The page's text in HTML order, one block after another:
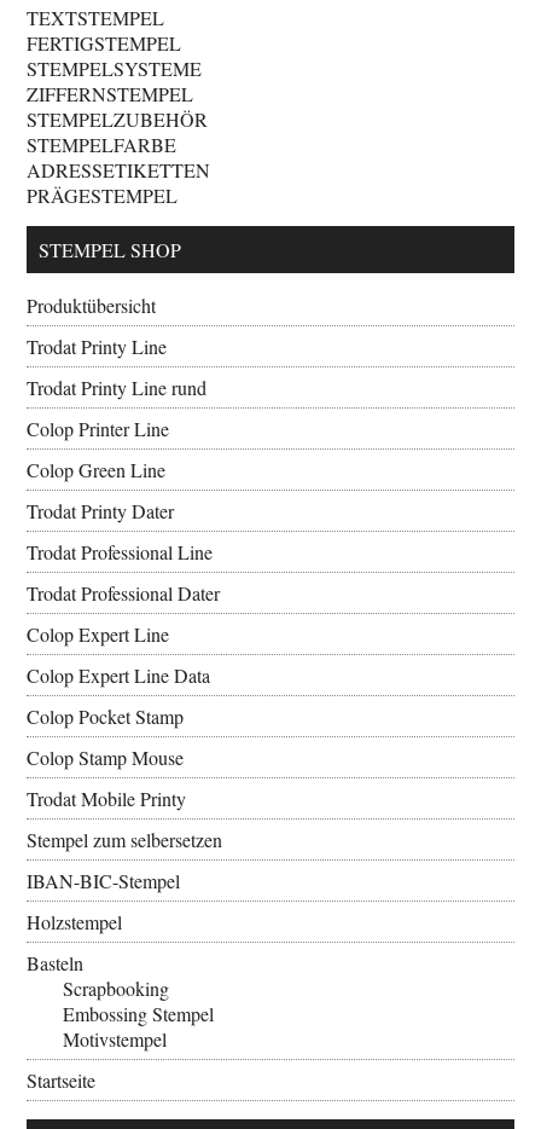
TEXTSTEMPEL
FERTIGSTEMPEL
STEMPELSYSTEME
ZIFFERNSTEMPEL
STEMPELZUBEHÖR
STEMPELFARBE
ADRESSETIKETTEN
PRÄGESTEMPEL
STEMPEL SHOP
Produktübersicht
Trodat Printy Line
Trodat Printy Line rund
Colop Printer Line
Colop Green Line
Trodat Printy Dater
Trodat Professional Line
Trodat Professional Dater
Colop Expert Line
Colop Expert Line Data
Colop Pocket Stamp
Colop Stamp Mouse
Trodat Mobile Printy
Stempel zum selbersetzen
IBAN-BIC-Stempel
Holzstempel
Basteln
Scrapbooking
Embossing Stempel
Motivstempel
Startseite